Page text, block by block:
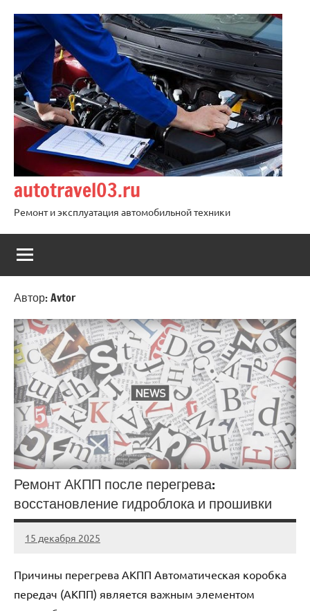
содержимому
autotravel03.ru
Ремонт и эксплуатация автомобильной техники
Автор:Avtor
Ремонт АКПП после перегрева:
восстановление гидроблока и прошивки
15 декабря 2025
Avtor
Нет
Причины перегрева АКПП Автоматическая коробка
передач (АКПП) является важным элементом